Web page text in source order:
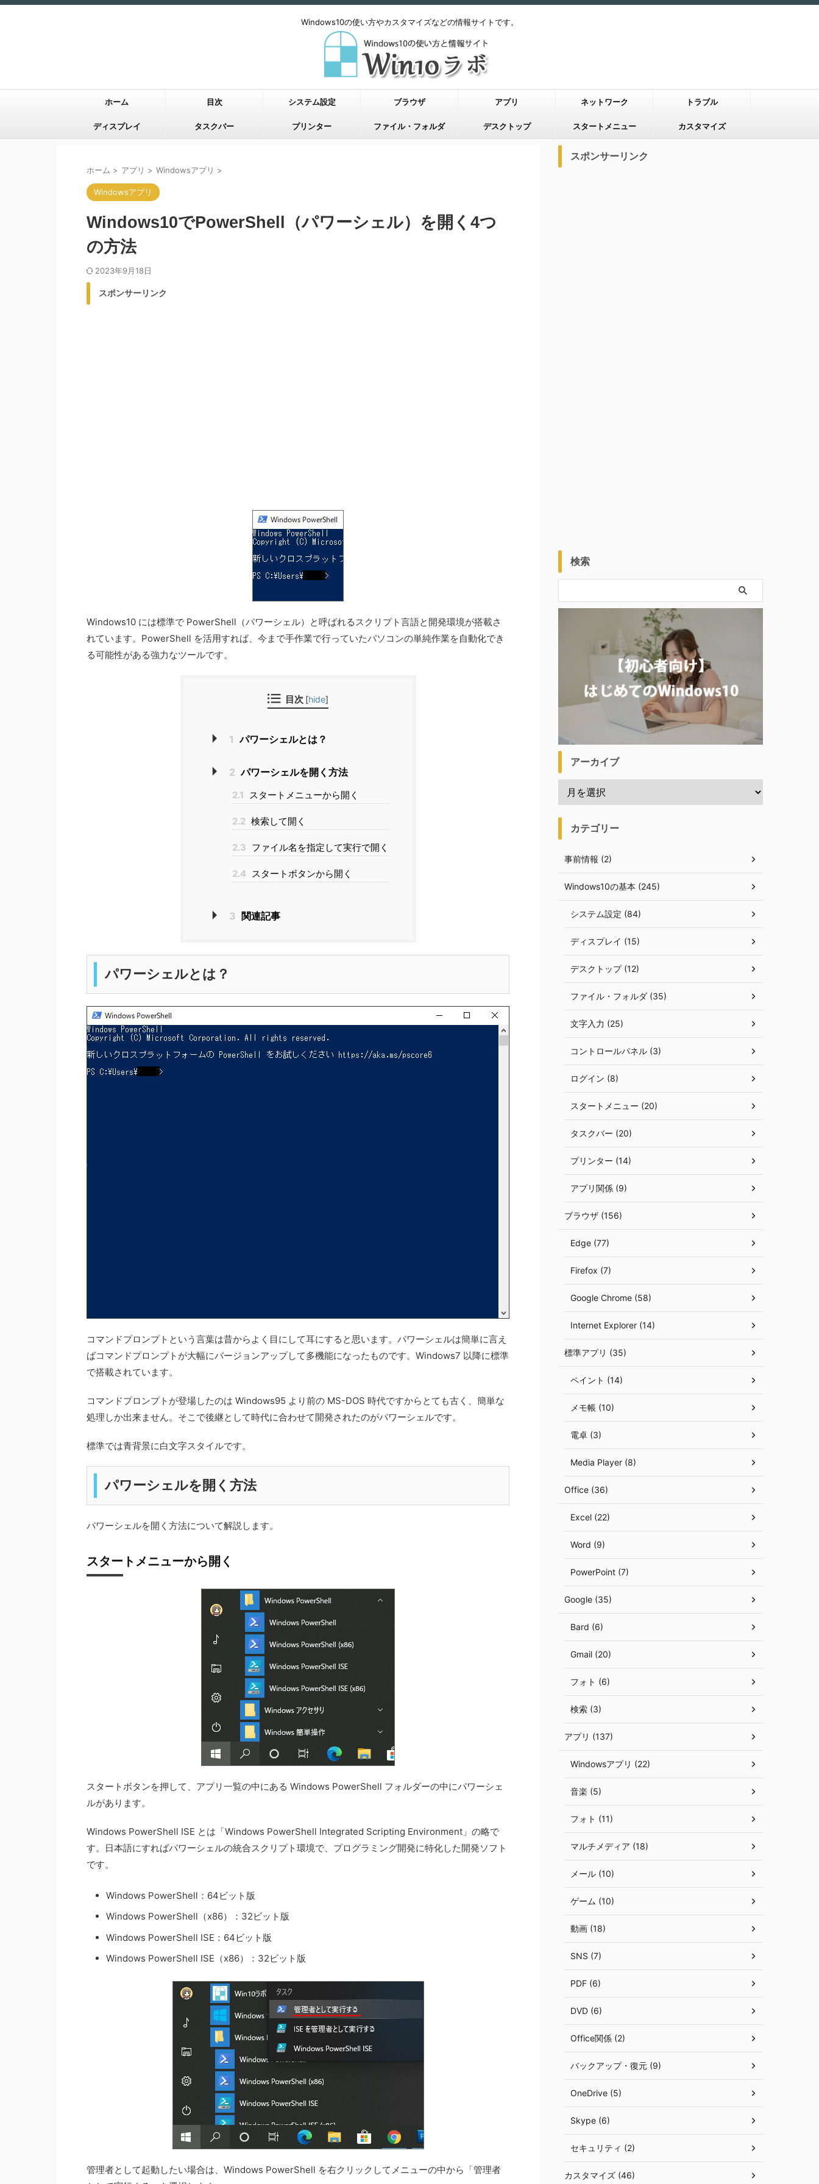
Windows10の使い方やカスタマイズなどの情報サイトです。
ホーム 目次 システム設定 ブラウザ アプリ ネットワーク トラブル
ディスプレイ タスクバー プリンター ファイル・フォルダ デスクトップ スタートメニュー カスタマイズ
ホーム > アプリ > Windowsアプリ >
Windowsアプリ
Windows10でPowerShell（パワーシェル）を開く4つ
の方法
2023年9月18日
スポンサーリンク
Windows10 には標準で PowerShell（パワーシェル）と呼ばれるスクリプト言語と開発環境が搭載さ
れています。PowerShell を活用すれば、今まで手作業で行っていたパソコンの単純作業を自動化でき
る可能性がある強力なツールです。
目次 [hide]
1 パワーシェルとは？
2 パワーシェルを開く方法
2.1 スタートメニューから開く
2.2 検索して開く
2.3 ファイル名を指定して実行で開く
2.4 スタートボタンから開く
3 関連記事
パワーシェルとは？
コマンドプロンプトという言葉は昔からよく目にして耳にすると思います。パワーシェルは簡単に言え
ばコマンドプロンプトが大幅にバージョンアップして多機能になったものです。Windows7 以降に標準
で搭載されています。
コマンドプロンプトが登場したのは Windows95 より前の MS-DOS 時代ですからとても古く、簡単な
処理しか出来ません。そこで後継として時代に合わせて開発されたのがパワーシェルです。
標準では青背景に白文字スタイルです。
パワーシェルを開く方法
パワーシェルを開く方法について解説します。
スタートメニューから開く
スタートボタンを押して、アプリ一覧の中にある Windows PowerShell フォルダーの中にパワーシェ
ルがあります。
Windows PowerShell ISE とは「Windows PowerShell Integrated Scripting Environment」の略で
す。日本語にすればパワーシェルの統合スクリプト環境で、プログラミング開発に特化した開発ソフト
です。
Windows PowerShell：64ビット版
Windows PowerShell（x86）：32ビット版
Windows PowerShell ISE：64ビット版
Windows PowerShell ISE（x86）：32ビット版
管理者として起動したい場合は、Windows PowerShell を右クリックしてメニューの中から「管理者
スポンサーリンク
検索
アーカイブ
カテゴリー
事前情報 (2)
Windows10の基本 (245)
システム設定 (84)
ディスプレイ (15)
デスクトップ (12)
ファイル・フォルダ (35)
文字入力 (25)
コントロールパネル (3)
ログイン (8)
スタートメニュー (20)
タスクバー (20)
プリンター (14)
アプリ関係 (9)
ブラウザ (156)
Edge (77)
Firefox (7)
Google Chrome (58)
Internet Explorer (14)
標準アプリ (35)
ペイント (14)
メモ帳 (10)
電卓 (3)
Media Player (8)
Office (36)
Excel (22)
Word (9)
PowerPoint (7)
Google (35)
Bard (6)
Gmail (20)
フォト (6)
検索 (3)
アプリ (137)
Windowsアプリ (22)
音楽 (5)
フォト (11)
マルチメディア (18)
メール (10)
ゲーム (10)
動画 (18)
SNS (7)
PDF (6)
DVD (6)
Office関係 (2)
バックアップ・復元 (9)
OneDrive (5)
Skype (6)
セキュリティ (2)
カスタマイズ (46)